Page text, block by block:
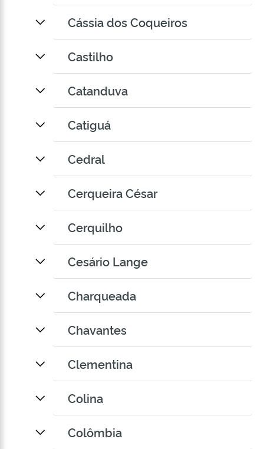
Cássia dos Coqueiros
Castilho
Catanduva
Catiguá
Cedral
Cerqueira César
Cerquilho
Cesário Lange
Charqueada
Chavantes
Clementina
Colina
Colômbia